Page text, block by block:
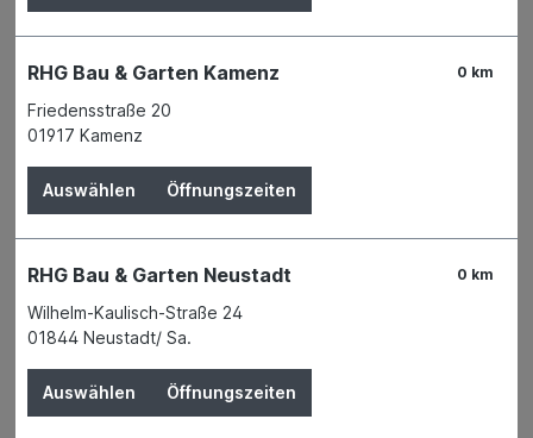
Zum Merkzettel hinzufügen
Verfügbar in 1 Filiale Filiale auswählen
Produktnummer:
77746 Schutterwald
Beschreibung
Die vielseitigen Scobalit Massivscheiben aus
hochwertigem, robustem Polycarbonat sind extrem
schlagzäh, hochtransparent und…Mehr
0 km
RHG Bau & Garten Kamenz
Friedensstraße 20
01917 Kamenz
Auswählen Öffnungszeiten
0 km
RHG Bau & Garten Neustadt
Wilhelm-Kaulisch-Straße 24
01844 Neustadt/ Sa.
Auswählen Öffnungszeiten